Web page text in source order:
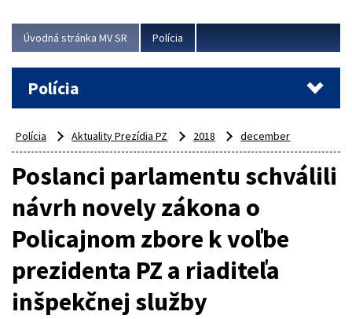
Úvodná stránka MV SR Polícia
Polícia
Polícia Aktuality Prezídia PZ 2018 december
Poslanci parlamentu schválili
návrh novely zákona o
Policajnom zbore k voľbe
prezidenta PZ a riaditeľa
inšpekčnej služby